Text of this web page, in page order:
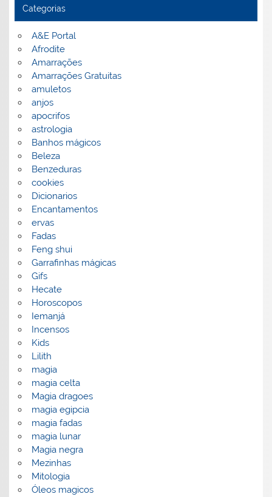
Categorias
A&E Portal
Afrodite
Amarrações
Amarrações Gratuitas
amuletos
anjos
apocrifos
astrologia
Banhos mágicos
Beleza
Benzeduras
cookies
Dicionarios
Encantamentos
ervas
Fadas
Feng shui
Garrafinhas mágicas
Gifs
Hecate
Horoscopos
Iemanjá
Incensos
Kids
Lilith
magia
magia celta
Magia dragoes
magia egipcia
magia fadas
magia lunar
Magia negra
Mezinhas
Mitologia
Óleos magicos